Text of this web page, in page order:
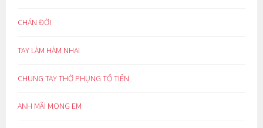
CHÁN ĐỜI
TAY LÀM HÀM NHAI
CHUNG TAY THỜ PHỤNG TỔ TIÊN
ANH MÃI MONG EM